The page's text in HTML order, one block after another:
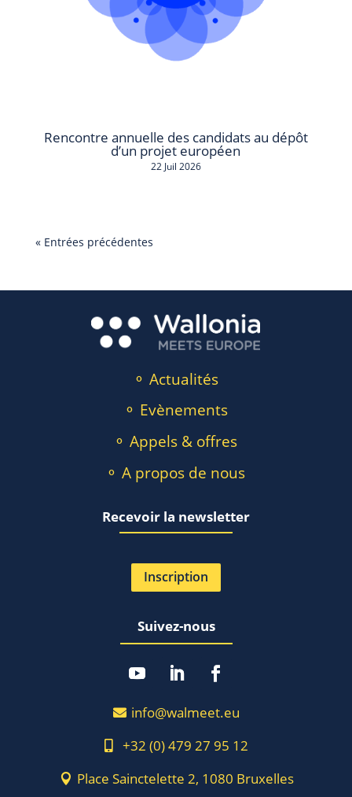
Rencontre annuelle des candidats au dépôt
d’un projet européen
22 Juil 2026
« Entrées précédentes
⚬ Actualités
⚬ Evènements
⚬ Appels & offres
⚬ A propos de nous
Recevoir la newsletter
Inscription
Suivez-nous
info@walmeet.eu
+32 (0) 479 27 95 12
Place Sainctelette 2, 1080 Bruxelles